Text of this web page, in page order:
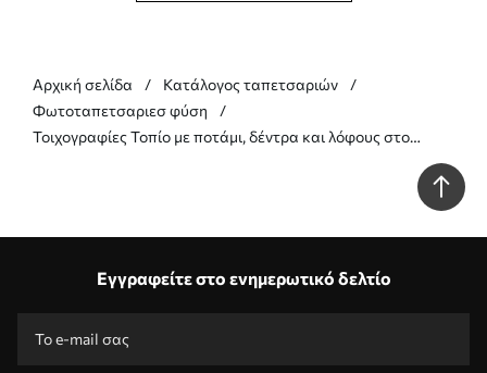
Αρχική σελίδα
Κατάλογος ταπετσαριών
Φωτοταπετσαριεσ φύση
Τοιχογραφίες Τοπίο με ποτάμι, δέντρα και λόφους στο
Εγγραφείτε στο ενημερωτικό δελτίο